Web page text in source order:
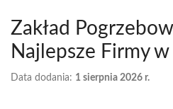
Zakład
Najlepsze Firmy
Data dodania: 1 sierpnia 2026 r.